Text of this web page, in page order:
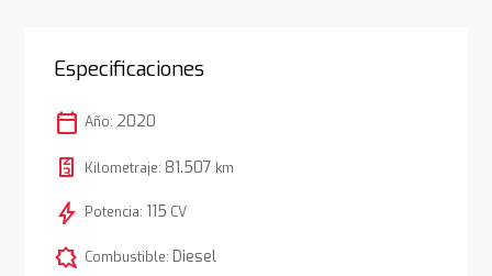
Especificaciones
calendar_today Año: 2020
Kilometraje: 81.507 km
bolt Potencia: 115 CV
comic_bubble Combustible: Diesel